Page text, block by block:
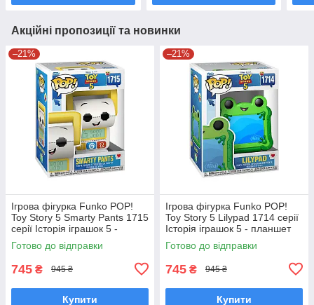
Акційні пропозиції та новинки
–21%
Ігрова фігурка Funko POP!
Toy Story 5 Smarty Pants 1715
серії Історія іграшок 5 -
Смарті Пентс Фанко Поп
90771
Готово до відправки
745 ₴ 945 ₴
Купити
–21%
Ігрова фігурка Funko POP!
Toy Story 5 Lilypad 1714 серії
Історія іграшок 5 - планшет
Ліліпад Фанко Поп 90770
Готово до відправки
745 ₴ 945 ₴
Купити